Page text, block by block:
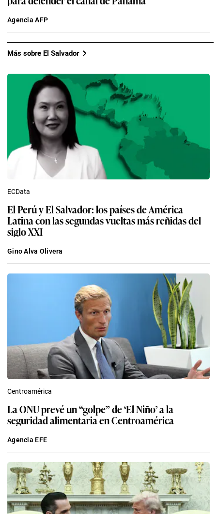
Agencia AFP
Más sobre El Salvador
ECData
El Perú y El Salvador: los países de América
Latina con las segundas vueltas más reñidas del
siglo XXI
Gino Alva Olivera
Centroamérica
La ONU prevé un “golpe” de ‘El Niño’ a la
seguridad alimentaria en Centroamérica
Agencia EFE